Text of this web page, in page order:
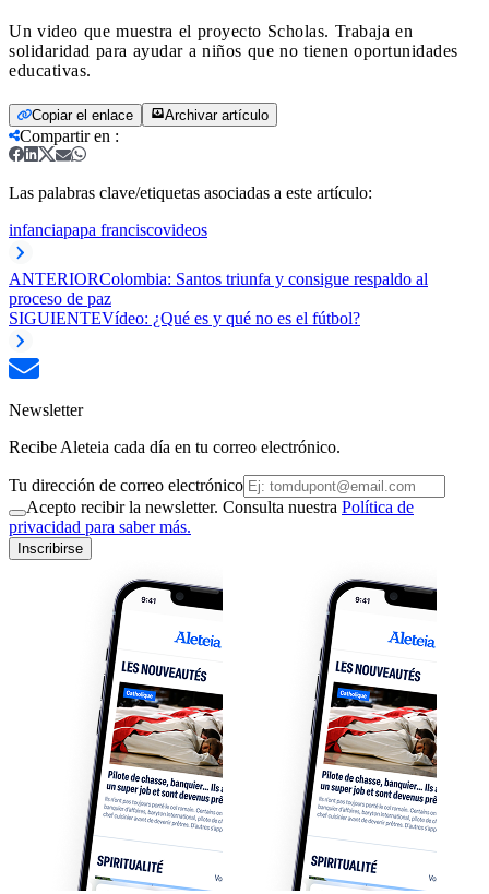
Un video que muestra el proyecto Scholas. Trabaja en
solidaridad para ayudar a niños que no tienen oportunidades
educativas.
Copiar el enlace Archivar artículo
Compartir en :
Las palabras clave/etiquetas asociadas a este artículo:
infanciapapa franciscovideos
ANTERIORColombia: Santos triunfa y consigue respaldo al
proceso de paz
SIGUIENTE​Vídeo: ¿Qué es y qué no es el fútbol?
Newsletter
Recibe Aleteia cada día en tu correo electrónico.
Tu dirección de correo electrónico
Acepto recibir la newsletter. Consulta nuestra Política de
privacidad para saber más.
Inscribirse